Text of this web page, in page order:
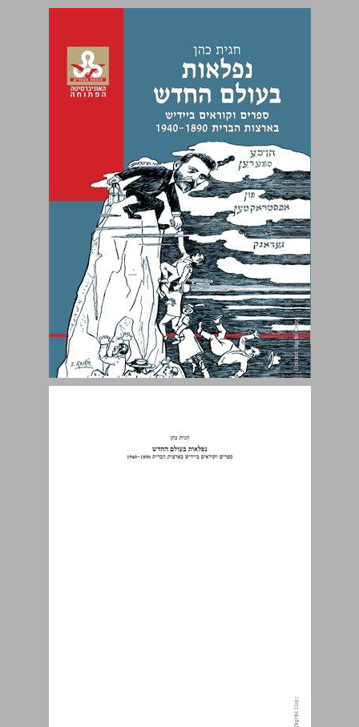
נפלאות בעולם החדש ספרים וקוראים ביידיש בארצות הברית 1940-1890 ... 0